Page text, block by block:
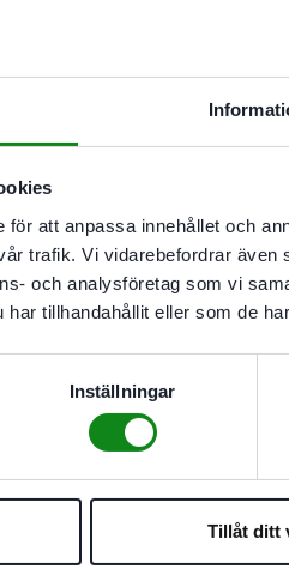
för att anpassa innehållet och
trafik. Vi vidarebefordrar även
och analysföretag som vi
har tillhandahållit eller som de
Inställningar
Tillåt ditt
Det
du
l
Det
Bli